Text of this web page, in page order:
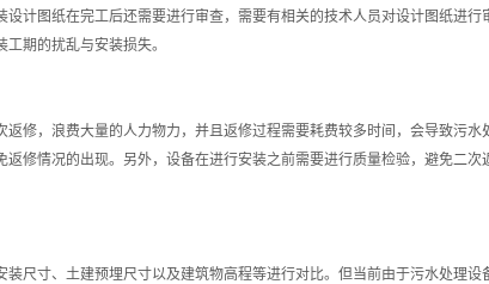
计图纸在完工后还需要进行审查，需要有相关的技术人员对设计图纸进行
期的扰乱与安装损失。
，浪费大量的人力物力，并且返修过程需要耗费较多时间，会导致污水
修情况的出现。另外，设备在进行安装之前需要进行质量检验，避免二次
寸、土建预埋尺寸以及建筑物高程等进行对比。但当前由于污水处理设